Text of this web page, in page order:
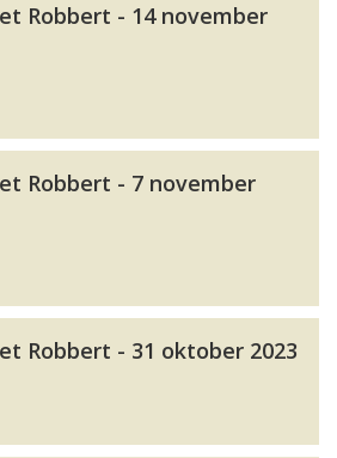
Robbert - 14 november
Robbert - 7 november
Robbert - 31 oktober 2023